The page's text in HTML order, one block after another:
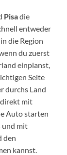
Pisadie
entweder
die Region
du zuerst
einplanst,
Seite
durchs Land
direkt mit
Auto starten
und mit
den
kannst.